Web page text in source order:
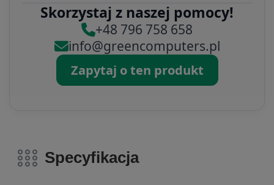
Skorzystaj z naszej pomocy!
+48 796 758 658
info@greencomputers.pl
Zapytaj o ten produkt
Specyfikacja